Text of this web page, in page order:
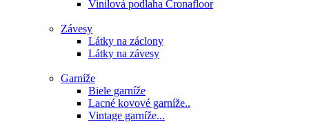
Vinilová podlaha Cronafloor
Závesy
Látky na záclony
Látky na závesy
Garníže
Biele garníže
Lacné kovové garníže..
Vintage garníže...